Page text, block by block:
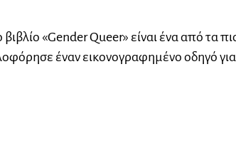
«Gender Queer» είναι ένα από τα
έναν εικονογραφημένο οδηγό για